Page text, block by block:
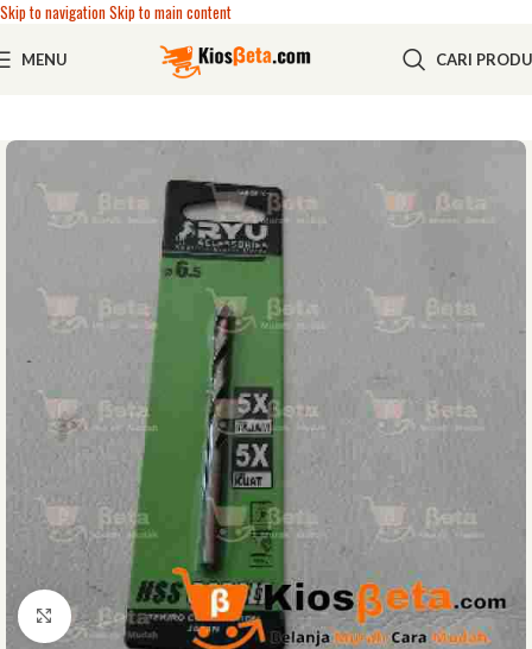
Skip to navigationSkip to main content
MENU CARI
Click to enlarge